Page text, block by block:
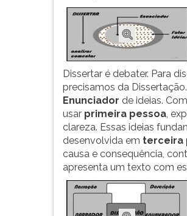
Dissertar é debater. Para
precisamos da
Enunciador de ideias.
usar primeira pessoa,
clareza. Essas ideias
desenvolvida em terceira
causa e consequência,
apresenta um texto com